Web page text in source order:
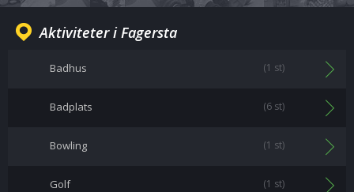
Aktiviteter i Fagersta
Badhus (1 st)
Badplats (6 st)
Bowling (1 st)
Golf (1 st)